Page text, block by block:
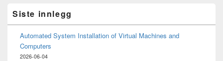
Siste innlegg
Automated System Installation of Virtual Machines and
Computers
2026-06-04